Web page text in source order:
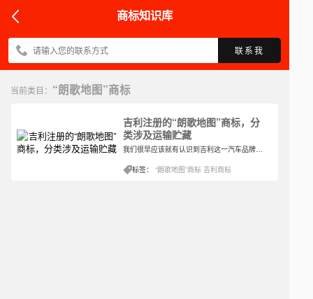
商标知识库
联系我
当前类目： “朗歌地图”商标
吉利注册的“朗歌地图”商标，分
类涉及运输贮藏
我们很早应该就有认识到吉利这一汽车品牌，作为国产汽车品牌之一，其在国内的很多地方已经部分国外都有基地工厂。此外，吉利汽车集团旗下现拥有吉利汽车品牌、领克品牌和几何品牌，因此在经营中各有各的销量优势。
标签：“朗歌地图”商标 吉利商标